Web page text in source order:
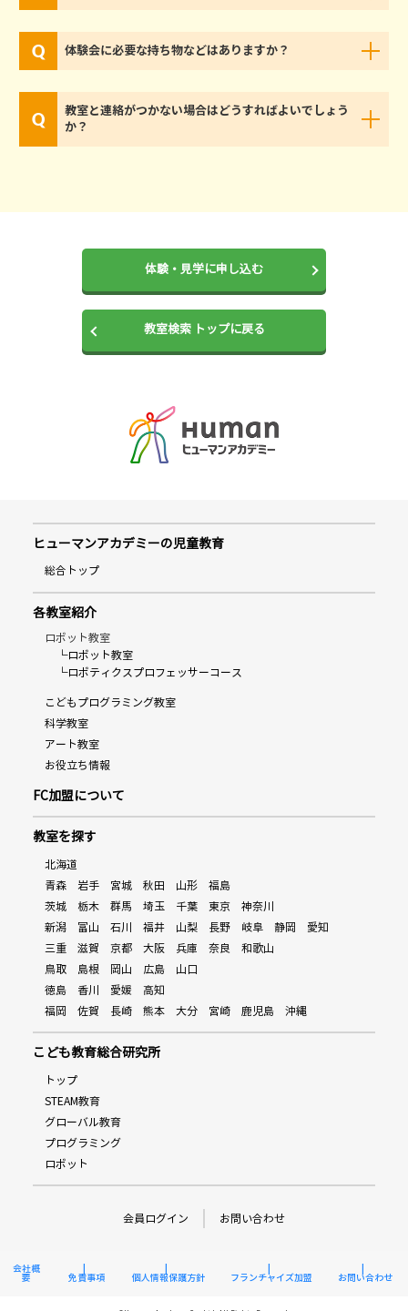
体験会に必要な持ち物などはありますか？
教室と連絡がつかない場合はどうすればよいでしょう
か？
体験・見学に申し込む
教室検索 トップに戻る
ヒューマンアカデミーの児童教育
総合トップ
各教室紹介
ロボット教室
└ロボット教室
└ロボティクスプロフェッサーコース
こどもプログラミング教室
科学教室
アート教室
お役立ち情報
FC加盟について
教室を探す
北海道
青森
岩手 宮城 秋田 山形
福島
茨城
栃木 群馬 埼玉 千葉 東京
神奈川
新潟
富山 石川 福井 山梨 長野 岐阜 静岡
愛知
三重
滋賀 京都 大阪 兵庫 奈良
和歌山
鳥取
島根 岡山 広島
山口
徳島
香川 愛媛
高知
福岡
佐賀 長崎 熊本 大分 宮崎 鹿児島 沖縄
こども教育総合研究所
トップ
STEAM教育
グローバル教育
プログラミング
ロボット
会員ログイン お問い合わせ
会社概
要 免責事項 個人情報保護方針 フランチャイズ加盟 お問い合わせ